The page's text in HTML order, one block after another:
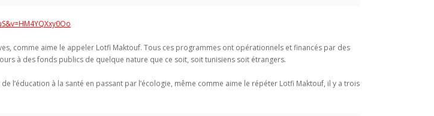
comme aime le appeler Lotfi Maktouf. Tous ces programmes ont opérationnels et financés par des
à des fonds publics de quelque nature que ce soit, soit tunisiens soit étrangers.
l’éducation à la santé en passant par l’écologie, même comme aime le répéter Lotfi Maktouf, il y a trois